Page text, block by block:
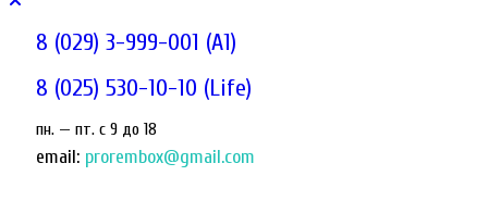
8 (029) 3-999-001 (A1)
8 (025) 530-10-10 (Life)
пн. — пт. c 9 до 18
email: prorembox@gmail.com